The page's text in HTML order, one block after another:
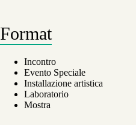
Format
Incontro
Evento Speciale
Installazione artistica
Laboratorio
Mostra